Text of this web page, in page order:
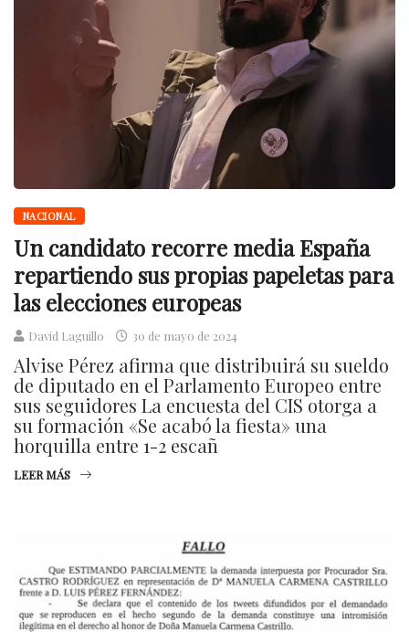
NACIONAL
Un candidato recorre media España
repartiendo sus propias papeletas para
las elecciones europeas
David Laguillo 30 de mayo de 2024
Alvise Pérez afirma que distribuirá su sueldo
de diputado en el Parlamento Europeo entre
sus seguidores La encuesta del CIS otorga a
su formación «Se acabó la fiesta» una
horquilla entre 1-2 escañ
LEER MÁS